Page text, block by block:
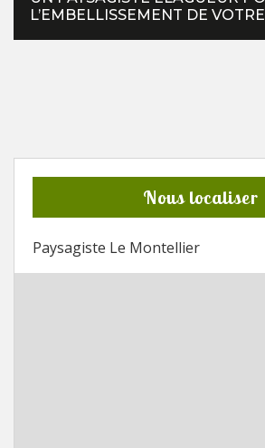
L’EMBELLISSEMENT DE
Nous localiser
Paysagiste Le Montellier